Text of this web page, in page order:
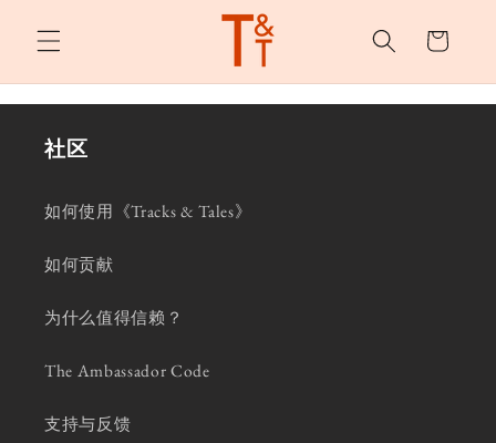
容
物
社区
如何使用《Tracks & Tales》
如何贡献
为什么值得信赖？
The Ambassador Code
支持与反馈